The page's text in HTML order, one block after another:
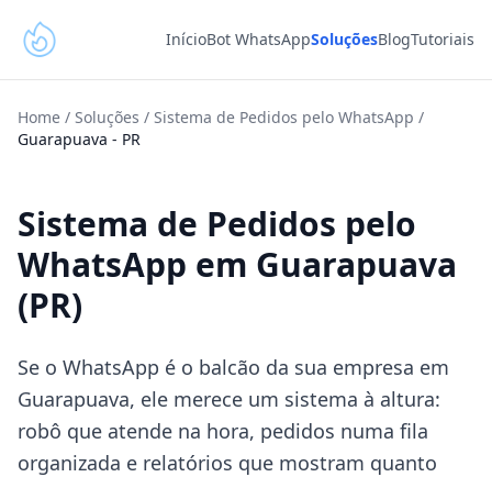
InícioBot WhatsAppSoluçõesBlogTutoriais
Home / Soluções / Sistema de Pedidos pelo WhatsApp /
Guarapuava - PR
Sistema de Pedidos pelo
WhatsApp em Guarapuava
(PR)
Se o WhatsApp é o balcão da sua empresa em
Guarapuava, ele merece um sistema à altura:
robô que atende na hora, pedidos numa fila
organizada e relatórios que mostram quanto